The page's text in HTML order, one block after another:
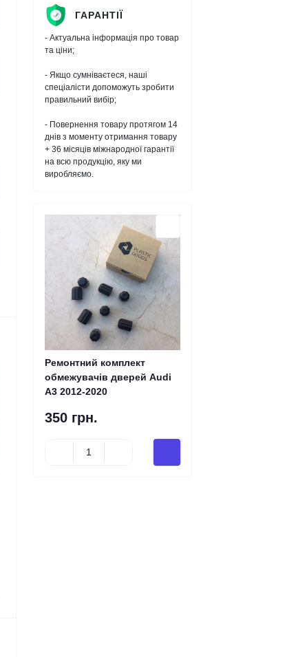
ГАРАНТІЇ
- Актуальна інформація про товар
та ціни;
- Якщо сумніваєтеся, наші
спеціалісти допоможуть зробити
правильний вибір;
- Повернення товару протягом 14
днів з моменту отримання товару
+ 36 місяців міжнародної гарантії
на всю продукцію, яку ми
виробляємо.
Ремонтний комплект
обмежувачів дверей Audi
A3 2012-2020
350 грн.